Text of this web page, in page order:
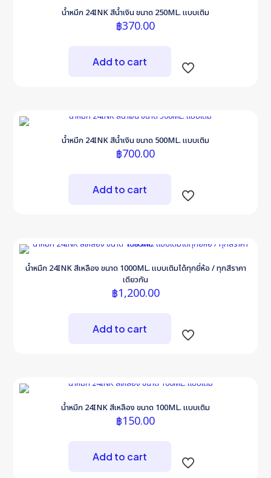
น้ำหมึก 24INK สีน้ำเงิน ขนาด 250ML. แบบเติม
฿370.00
Add to cart
น้ำหมึก 24INK สีน้ำเงิน ขนาด 500ML. แบบเติม
฿700.00
Add to cart
น้ำหมึก 24INK สีเหลือง ขนาด 1000ML. แบบเติมได้ทุกยี่ห้อ / ทุกสีราคา
เดียวกัน
฿1,200.00
Add to cart
น้ำหมึก 24INK สีเหลือง ขนาด 100ML. แบบเติม
฿150.00
Add to cart